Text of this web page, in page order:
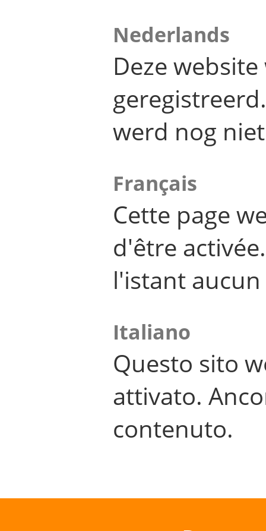
Nederlands
Deze
werd nog
Français
Cette page
d'être
l'istant
Italiano
Questo sito
attivato.
contenuto.